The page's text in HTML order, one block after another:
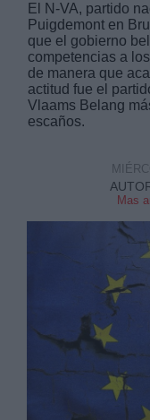
El N-VA, partido
Puigdemont en
que el gobierno
competencias a
de manera que
actitud fue el
Vlaams Belang
escaños.
Mas
Legitimación:
Destinatarios:
Información